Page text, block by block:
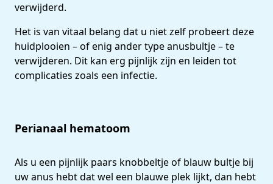
verwijderd.
Het is van vitaal belang dat u niet zelf probeert deze
huidplooien – of enig ander type anusbultje – te
verwijderen. Dit kan erg pijnlijk zijn en leiden tot
complicaties zoals een infectie.
Perianaal hematoom
Als u een pijnlijk paars knobbeltje of blauw bultje bij
uw anus hebt dat wel een blauwe plek lijkt, dan hebt